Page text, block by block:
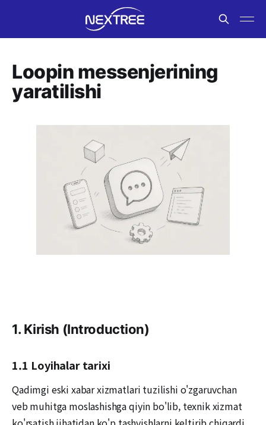
Loopin messenjerining
yaratilishi
1. Kirish (Introduction)
1.1 Loyihalar tarixi
Qadimgi eski xabar xizmatlari tuzilishi o'zgaruvchan
veb muhitga moslashishga qiyin bo'lib, texnik xizmat